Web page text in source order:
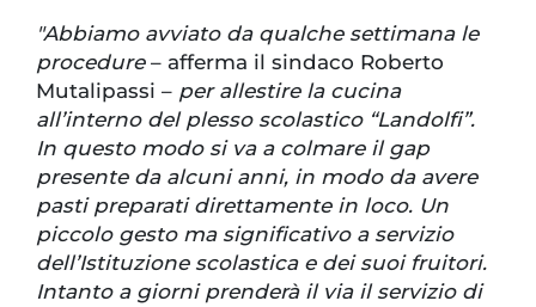
"Abbiamo avviato da qualche settimana le
procedure– afferma il sindaco Roberto
Mutalipassi – per allestire la cucina
all’interno del plesso scolastico “Landolfi”.
In questo modo si va a colmare il gap
presente da alcuni anni, in modo da avere
pasti preparati direttamente in loco. Un
piccolo gesto ma significativo a servizio
dell’Istituzione scolastica e dei suoi fruitori.
Intanto a giorni prenderà il via il servizio di